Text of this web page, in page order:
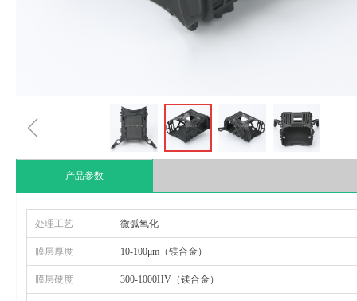
ꁆ
产品参数
处理工艺 微弧氧化
膜层厚度 10-100μm（镁合金）
膜层硬度 300-1000HV（镁合金）